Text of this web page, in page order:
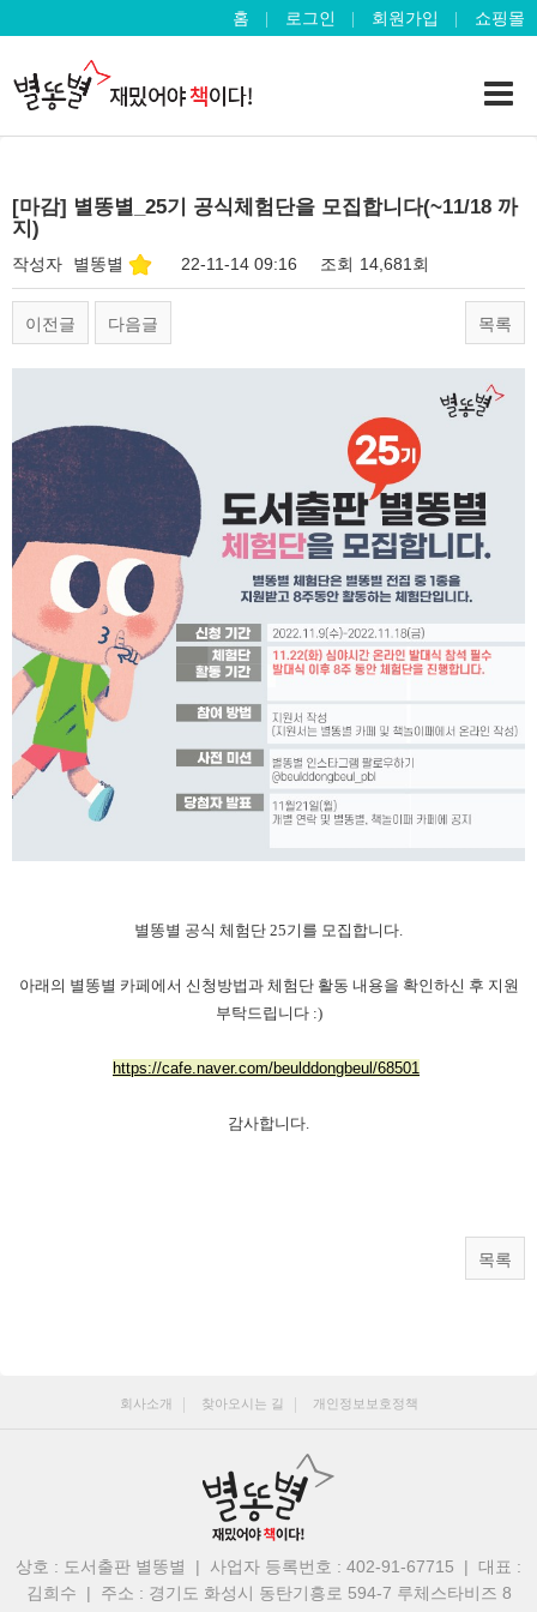
홈 로그인 회원가입 쇼핑몰
[마감] 별똥별_25기 공식체험단을 모집합니다(~11/18 까
지)
작성자 별똥별 22-11-14 09:16 조회 14,681회
이전글 다음글 목록
별똥별 공식 체험단 25기를 모집합니다.
아래의 별똥별 카페에서 신청방법과 체험단 활동 내용을 확인하신 후 지원
부탁드립니다 :)
https://cafe.naver.com/beulddongbeul/68501
감사합니다.
목록
회사소개 찾아오시는 길 개인정보보호정책
상호 : 도서출판 별똥별 | 사업자 등록번호 : 402-91-67715 | 대표 :
김희수 | 주소 : 경기도 화성시 동탄기흥로 594-7 루체스타비즈 8